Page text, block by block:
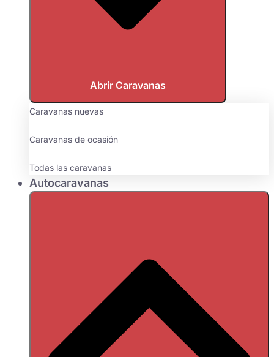
Abrir Caravanas
Caravanas nuevas
Caravanas de ocasión
Todas las caravanas
Autocaravanas